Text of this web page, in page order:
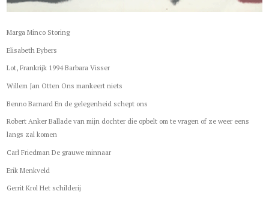
Marga Minco Storing
Elisabeth Eybers
Lot, Frankrijk 1994 Barbara Visser
Willem Jan Otten Ons mankeert niets
Benno Barnard En de gelegenheid schept ons
Robert Anker Ballade van mijn dochter die opbelt om te vragen of ze weer eens
langs zal komen
Carl Friedman De grauwe minnaar
Erik Menkveld
Gerrit Krol Het schilderij